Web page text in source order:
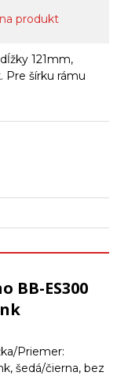
produkt
121mm,
Pre šírku rámu
BB-ES300
Priemer:
šedá/čierna, bez